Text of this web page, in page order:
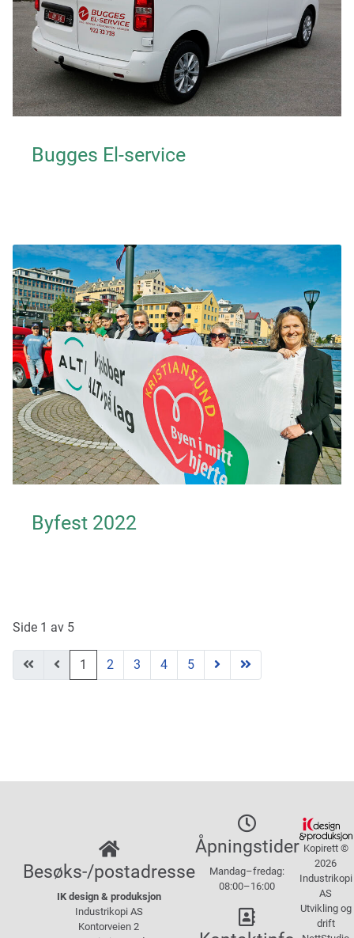
Bugges El-service
Byfest 2022
Side 1 av 5
1 2 3 4 5
Besøks-/postadresse
IK design & produksjon
Industrikopi AS
Kontorveien 2
Åpningstider
Mandag–fredag:
08:00–16:00
Kopirett ©
2026
Industrikopi
AS
Utvikling og
drift